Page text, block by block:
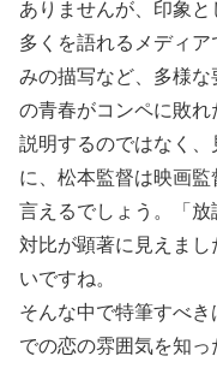
ありませんが、印象
多くを語れるメディ
みの描写など、多様
の青春がコンペに敗
説明するのではなく
に、松本監督は映画
言えるでしょう。「
対比が顕著に見えま
いですね。
そんな中で特筆すべ
での恋の雰囲気を知